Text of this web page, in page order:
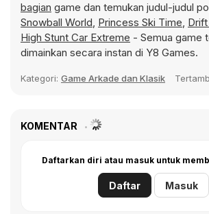
bagian game dan temukan judul-judul
Snowball World, Princess Ski Time,
High Stunt Car Extreme - Semua game
dimainkan secara instan di Y8 Games.
Kategori: Game Arkade dan Klasik
KOMENTAR
Daftarkan diri atau masuk untuk
Daftar Masuk